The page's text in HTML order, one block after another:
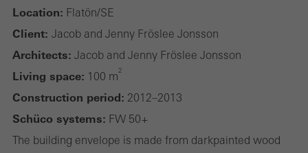
Location: Flatön/SE
Client: Jacob and Jenny Fröslee Jonsson
Architects: Jacob and Jenny Fröslee Jonsson
Living space: 100 m2
Construction period: 2012–2013
Schüco systems: FW 50+
The building envelope is made from dark­painted wood
Cookies obligatorias (esenciales, funcionales, indispensables) que no
se pueden desactivar
Se necesitan cookies técnicamente necesarias para que los sitios
web de Schüco puedan funcionar sin problemas. No se pueden
desactivar. Sin estas cookies, ciertas partes de las páginas web o
los servicios deseados no pueden estar disponibles.